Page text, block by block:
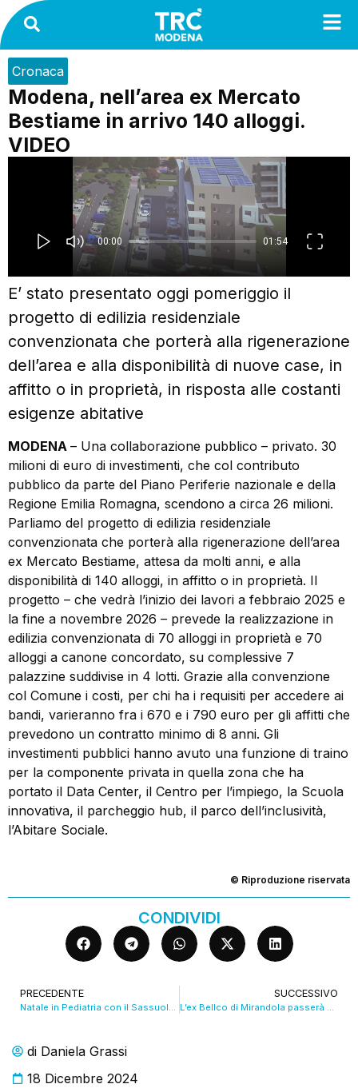
di Daniela Grassi
18 Dicembre 2024
Cronaca
Modena, nell’area ex Mercato
Bestiame in arrivo 140 alloggi.
VIDEO
E’ stato presentato oggi pomeriggio il
progetto di edilizia residenziale
convenzionata che porterà alla rigenerazione
dell’area e alla disponibilità di nuove case, in
affitto o in proprietà, in risposta alle costanti
esigenze abitative
MODENA – Una collaborazione pubblico – privato. 30
milioni di euro di investimenti, che col contributo
pubblico da parte del Piano Periferie nazionale e della
Regione Emilia Romagna, scendono a circa 26 milioni.
Parliamo del progetto di edilizia residenziale
convenzionata che porterà alla rigenerazione dell’area
ex Mercato Bestiame, attesa da molti anni, e alla
disponibilità di 140 alloggi, in affitto o in proprietà. Il
progetto – che vedrà l’inizio dei lavori a febbraio 2025 e
la fine a novembre 2026 – prevede la realizzazione in
edilizia convenzionata di 70 alloggi in proprietà e 70
alloggi a canone concordato, su complessive 7
palazzine suddivise in 4 lotti. Grazie alla convenzione
col Comune i costi, per chi ha i requisiti per accedere ai
bandi, varieranno fra i 670 e i 790 euro per gli affitti che
prevedono un contratto minimo di 8 anni. Gli
investimenti pubblici hanno avuto una funzione di traino
per la componente privata in quella zona che ha
portato il Data Center, il Centro per l’impiego, la Scuola
innovativa, il parcheggio hub, il parco dell’inclusività,
l’Abitare Sociale.
© Riproduzione riservata
CONDIVIDI
PRECEDENTE SUCCESSIVO